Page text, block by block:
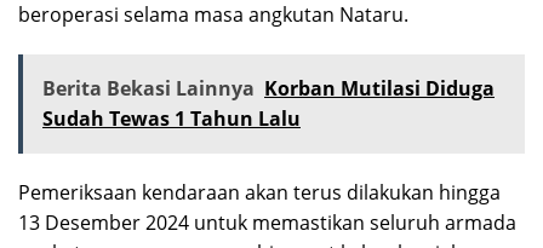
beroperasi selama masa angkutan Nataru.
Berita Bekasi Lainnya Korban Mutilasi Diduga
Sudah Tewas 1 Tahun Lalu
Pemeriksaan kendaraan akan terus dilakukan hingga
13 Desember 2024 untuk memastikan seluruh armada